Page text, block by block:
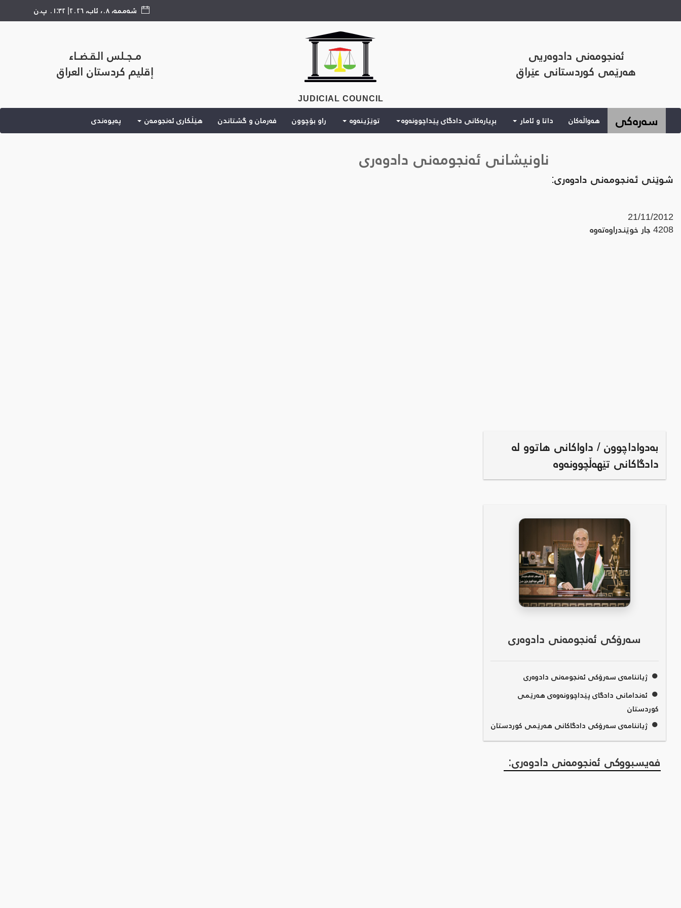
شەممە، ٠٨، ئاب، ٢٠٢٦ ٠١:٣٢ پ.ن
ئەنجومەنی دادوەریی
هەرێمی کوردستانی عێراق
JUDICIAL COUNCIL
مــجــلس الـقـضــاء
إقليم كردستان العراق
سەرەکی هەواڵەکان داتا و ئامار بڕیارەکانی دادگای پێداچوونەوە توێژینەوە راو بۆچوون فەرمان و گشتاندن هێڵكاری ئه‌نجومه‌ن پەیوەندی
ناونیشانی ئەنجومەنی دادوەری
شوێنی ئەنجومەنی دادوەری:
21/11/2012
4208 جار خوێندراوه‌ته‌وه‌
بەدواداچوون / داواکانی هاتوو لە
دادگاکانی تێهەڵچوونەوە
سەرۆکی ئەنجومەنی دادوەری
●ژیاننامەی سەرۆکی ئەنجومەنی دادوەری
● ئەندامانی دادگای پێداچوونەوەی هەرێمی
کوردستان
●ژیاننامەی سەرۆکی دادگاکانی هەرێمی کوردستان
فەیسبووکی ئەنجومەنی دادوەری: